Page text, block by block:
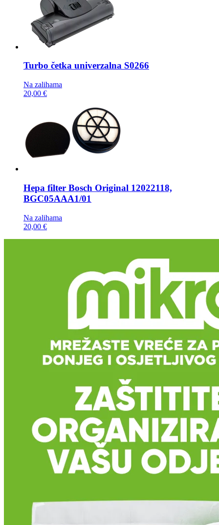
Turbo četka univerzalna S0266
Na zalihama
20,00 €
Hepa filter Bosch Original 12022118,
BGC05AAA1/01
Na zalihama
20,00 €